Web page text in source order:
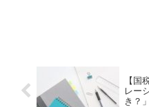
【国
レー
き？」